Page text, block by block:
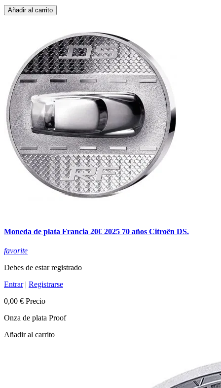
Añadir al carrito
Moneda de plata Francia 20€ 2025 70 años Citroën DS.
favorite
Debes de estar registrado
Entrar| Registrarse
0,00 € Precio
Onza de plata Proof
Añadir al carrito